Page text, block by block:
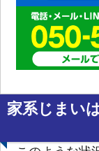
家系じまい